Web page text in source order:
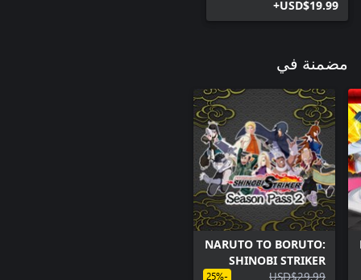
USD$19.99+
مضمنة في
NARUTO TO BORUTO:
SHINOBI STRIKER
Season Pass 2
USD$29.99
-25%